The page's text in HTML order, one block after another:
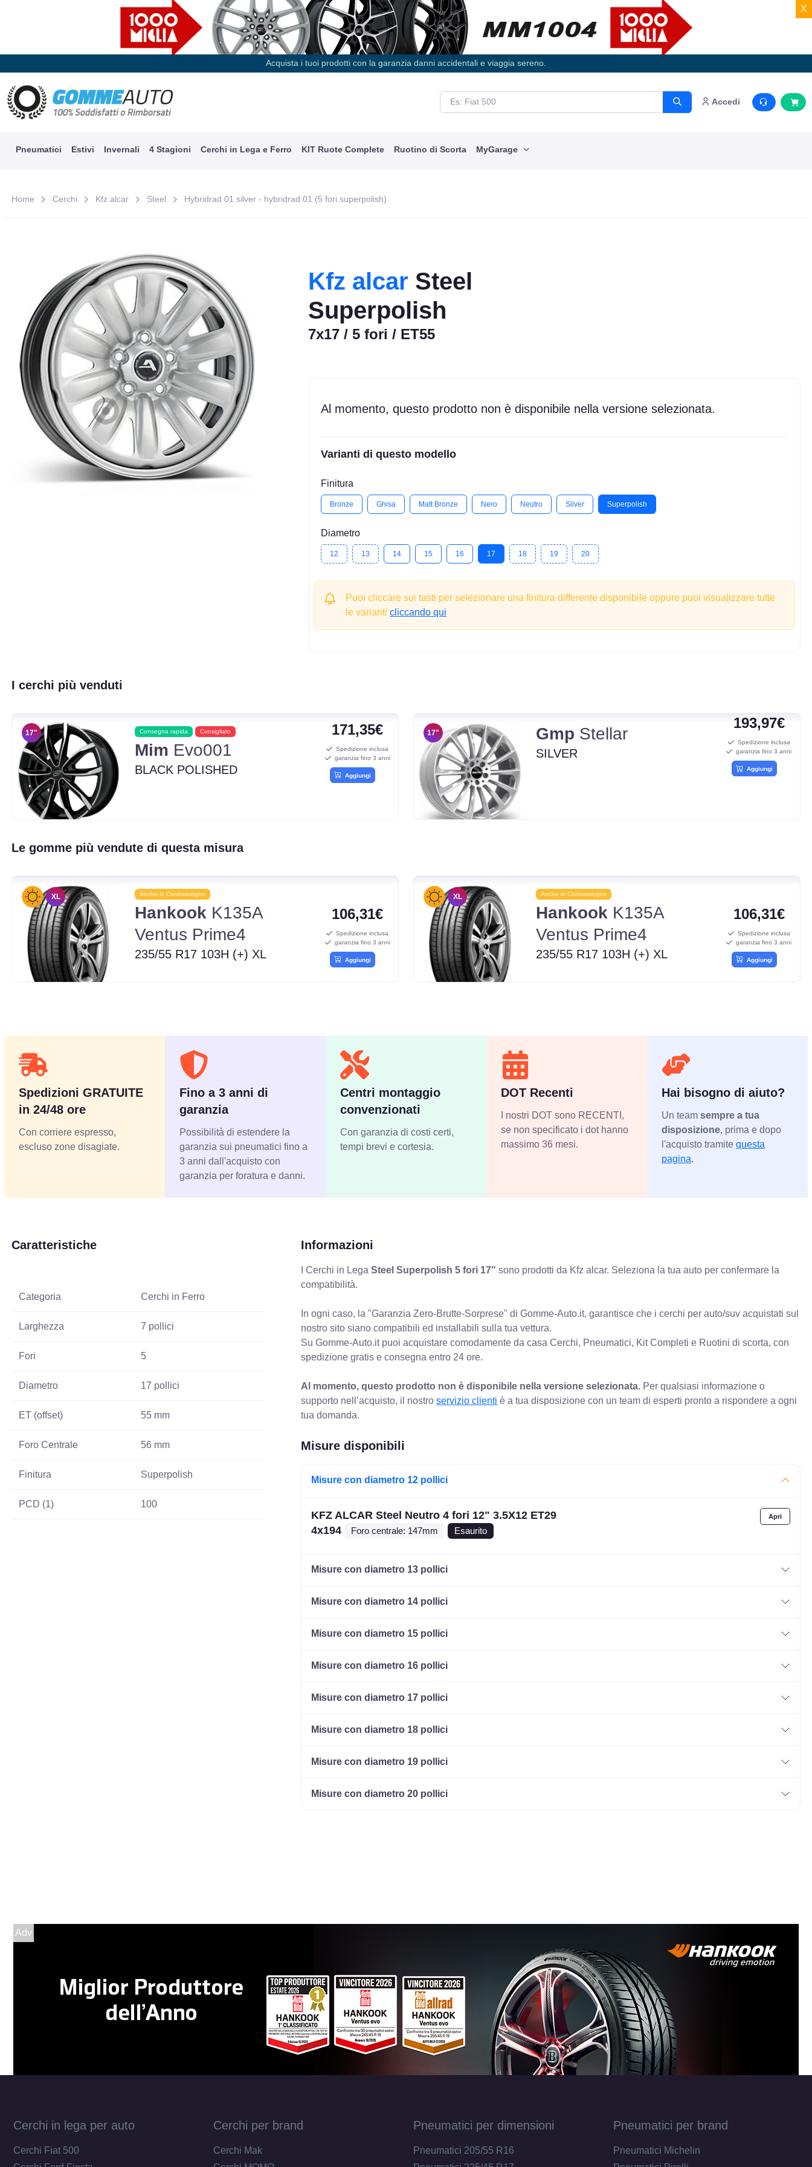
X
Acquista i tuoi prodotti con la garanzia danni accidentali e viaggia sereno.
Accedi
Pneumatici Estivi Invernali 4 Stagioni Cerchi in Lega e Ferro KIT Ruote Complete Ruotino di Scorta MyGarage
Home Cerchi Kfz alcar Steel Hybridrad 01 silver - hybridrad 01 (5 fori superpolish)
Kfz alcar Steel
Superpolish
7x17 / 5 fori / ET55
Al momento, questo prodotto non è disponibile nella versione selezionata.
Varianti di questo modello
Finitura
Bronze Ghisa Matt Bronze Nero Neutro Silver Superpolish
Diametro
12 13 14 15 16 17 18 19 20
Puoi cliccare sui tasti per selezionare una finitura differente disponibile oppure puoi visualizzare tutte
le varianticliccando qui
I cerchi più venduti
17" Consegna rapida Consigliato
Mim Evo001
BLACK POLISHED
171,35€
Spedizione inclusa
garanzia fino 3 anni
Aggiungi
17" Gmp Stellar
SILVER
193,97€
Spedizione inclusa
garanzia fino 3 anni
Aggiungi
Le gomme più vendute di questa misura
XL Anche in Contrassegno
Hankook K135A
Ventus Prime4
235/55 R17 103H (+) XL
106,31€
Spedizione inclusa
garanzia fino 3 anni
Aggiungi
XL Anche in Contrassegno
Hankook K135A
Ventus Prime4
235/55 R17 103H (+) XL
106,31€
Spedizione inclusa
garanzia fino 3 anni
Aggiungi
Spedizioni GRATUITE
in 24/48 ore
Con corriere espresso,
escluso zone disagiate.
Fino a 3 anni di
garanzia
Possibilità di estendere la
garanzia sui pneumatici fino a
3 anni dall'acquisto con
garanzia per foratura e danni.
Centri montaggio
convenzionati
Con garanzia di costi certi,
tempi brevi e cortesia.
DOT Recenti
I nostri DOT sono RECENTI,
se non specificato i dot hanno
massimo 36 mesi.
Hai bisogno di aiuto?
Un team sempre a tua
disposizione, prima e dopo
l'acquisto tramite questa
pagina.
Caratteristiche
Categoria Cerchi in Ferro
Larghezza 7 pollici
Fori 5
Diametro 17 pollici
ET (offset) 55 mm
Foro Centrale 56 mm
Finitura Superpolish
PCD (1) 100
Informazioni
I Cerchi in LegaSteel Superpolish 5 fori 17" sono prodotti da Kfz alcar. Seleziona la tua auto per confermare la
compatibilità.
In ogni caso, la "Garanzia Zero-Brutte-Sorprese" di Gomme-Auto.it, garantisce che i cerchi per auto/suv acquistati sul
nostro sito siano compatibili ed installabili sulla tua vettura.
Su Gomme-Auto.it puoi acquistare comodamente da casa Cerchi, Pneumatici, Kit Completi e Ruotini di scorta, con
spedizione gratis e consegna entro 24 ore.
Al momento, questo prodotto non è disponibile nella versione selezionata. Per qualsiasi informazione o
supporto nell’acquisto, il nostroservizio clienti è a tua disposizione con un team di esperti pronto a rispondere a ogni
tua domanda.
Misure disponibili
Misure con diametro 12 pollici
KFZ ALCAR Steel Neutro 4 fori 12" 3.5X12 ET29
4x194
Foro centrale: 147mm Esaurito
Misure con diametro 13 pollici
Misure con diametro 14 pollici
Misure con diametro 15 pollici
Misure con diametro 16 pollici
Misure con diametro 17 pollici
Misure con diametro 18 pollici
Misure con diametro 19 pollici
Misure con diametro 20 pollici
Adv
Cerchi in lega per auto
Cerchi Fiat 500
Cerchi per brand
Cerchi Mak
Pneumatici per dimensioni
Pneumatici 205/55 R16
Pneumatici per brand
Pneumatici Michelin